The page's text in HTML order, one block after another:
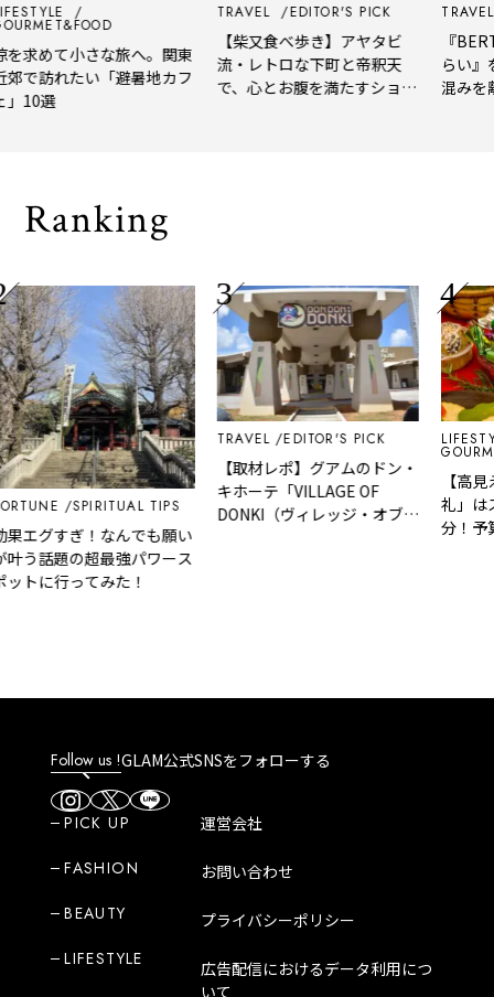
求めて小さな旅へ。関東
で訪れたい「避暑地カフ
10選
TRAVEL EDITOR'S PICK
【柴又食べ歩き】アヤタビ
流・レトロな下町と帝釈天
で、心とお腹を満たすショー
TRAVEL
『
らい』
混みを
Ranking
SPIRITUAL TIPS
エグすぎ！なんでも願い
う話題の超最強パワース
トに行ってみた！
TRAVEL EDITOR'S PICK
【取材レポ】グアムのドン・
キホーテ「VILLAGE OF
DONKI（ヴィレッジ・オブ・
【高見
礼」は
分！予
Follow us !GLAM公式SNSをフォローする
PICK UP
FASHION
BEAUTY
LIFESTYLE
運営会社
お問い合わせ
プライバシーポリシー
広告配信におけるデータ利用につ
いて